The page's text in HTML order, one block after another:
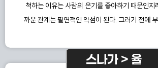
척하는 이유는 사람의 온기를 좋아하기 때문인지
까운 관계는 필연적인 약점이 된다. 그러기 전에
스나가 > 율